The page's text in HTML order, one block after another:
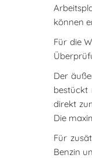
können
Für die
Der
bestückt
direkt
Die
Für
Benzin